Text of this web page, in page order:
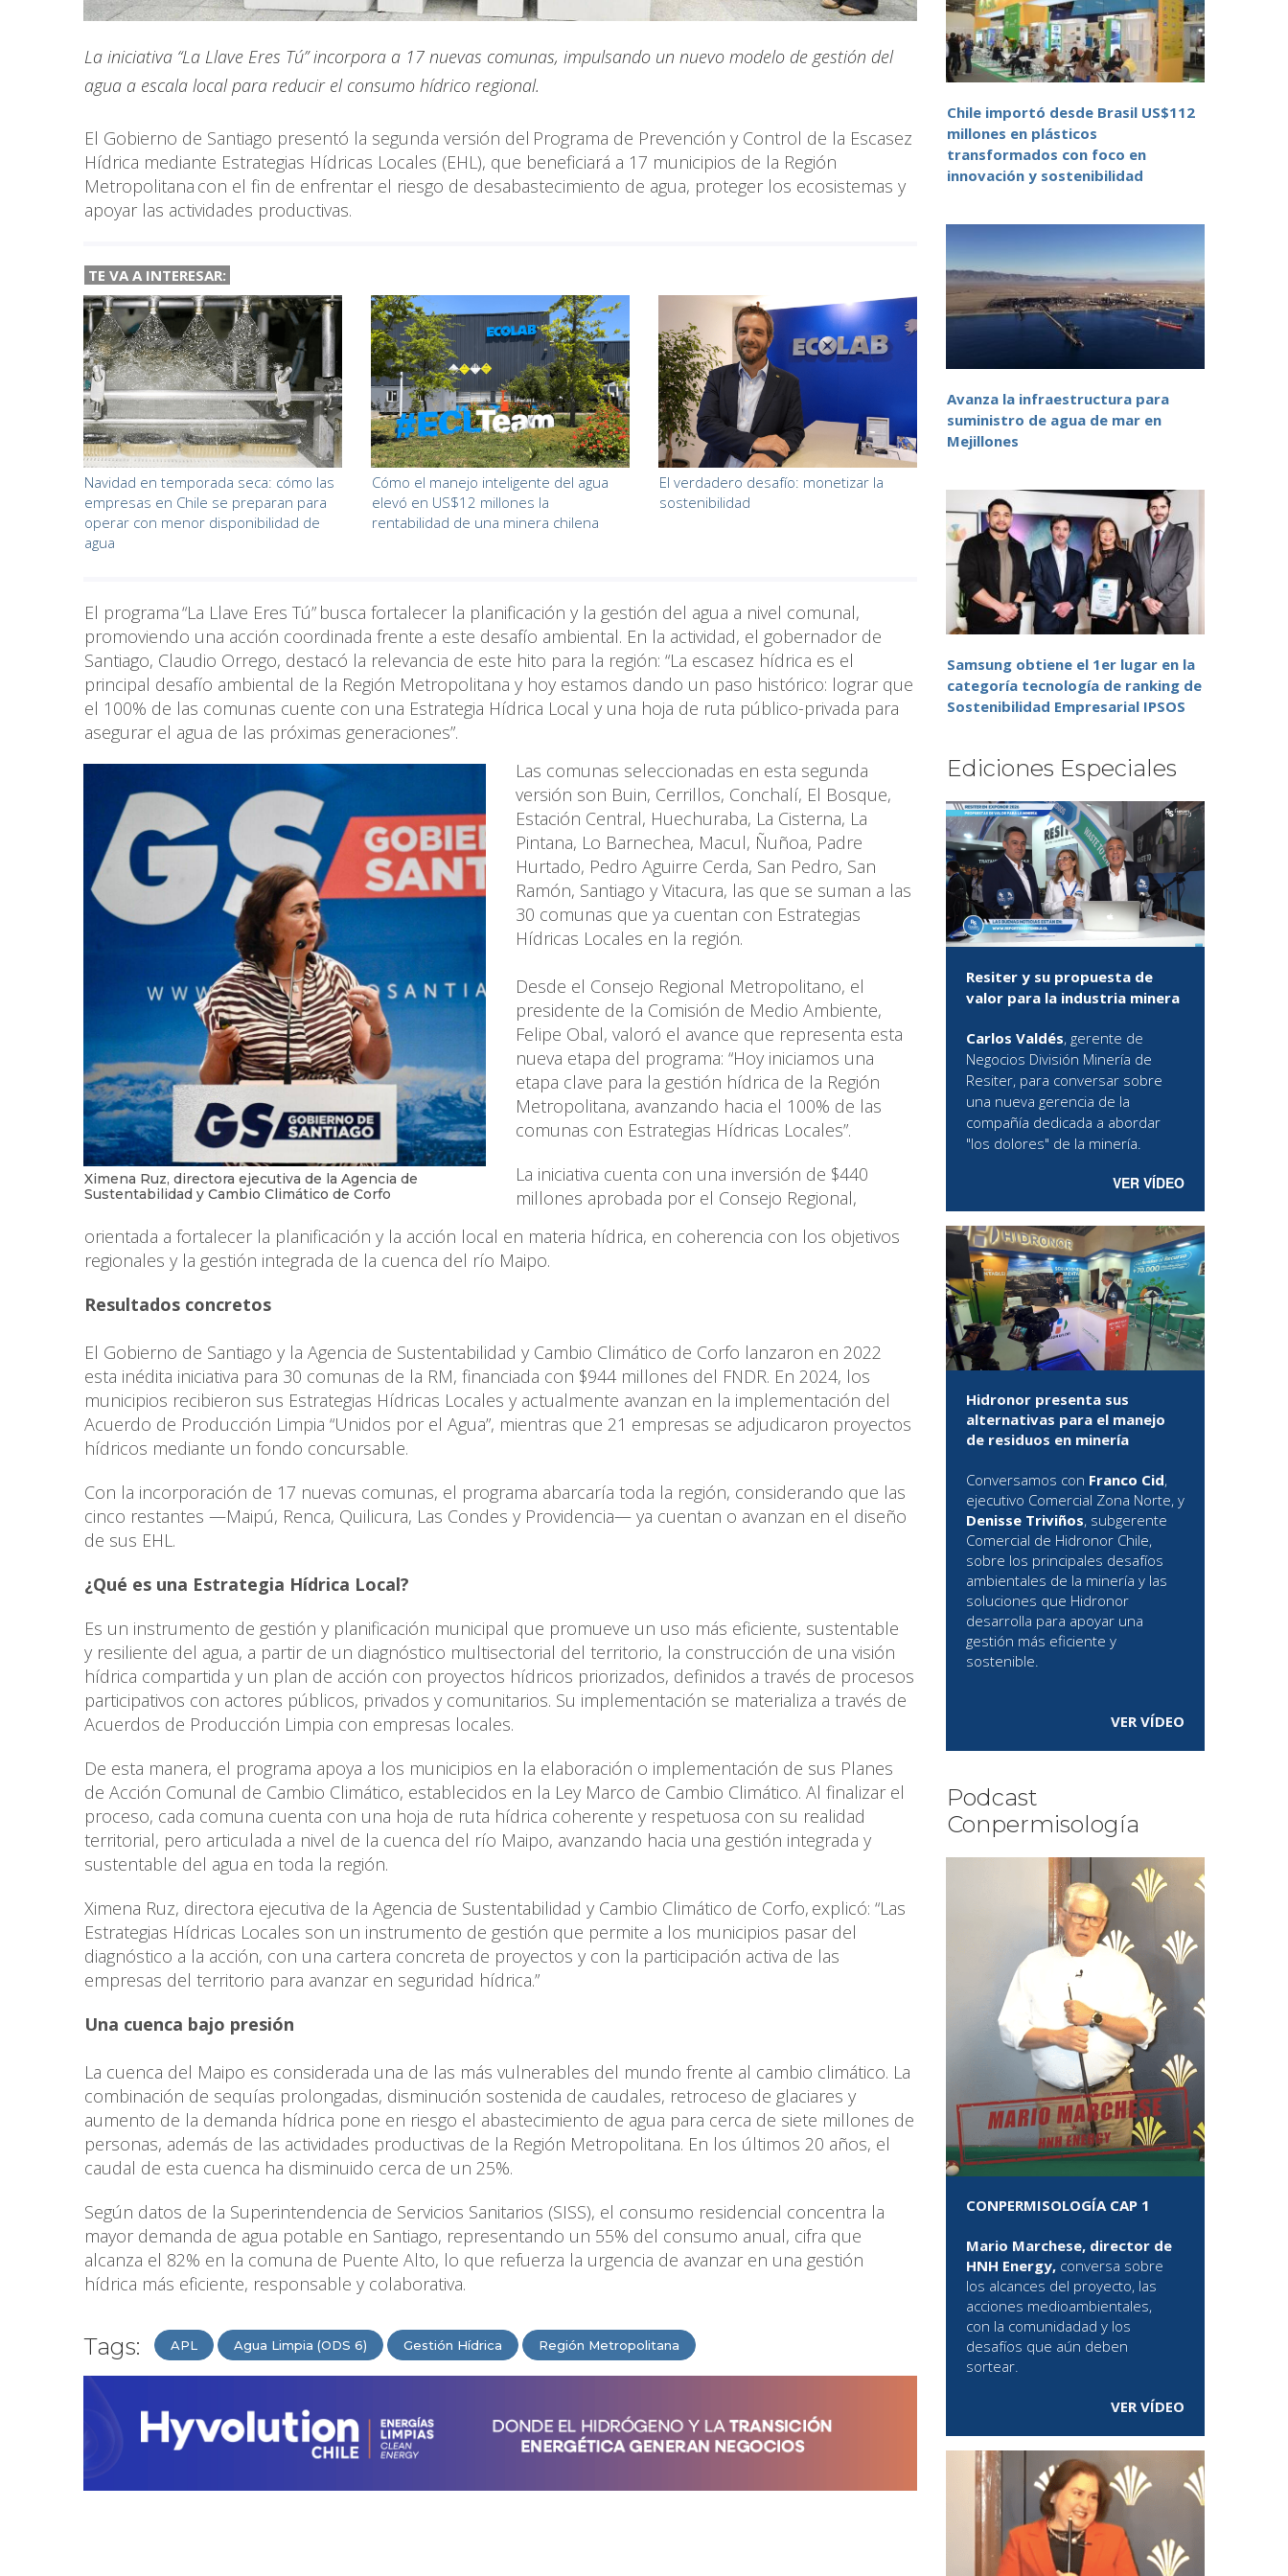
La iniciativa “La Llave Eres Tú” incorpora a 17 nuevas comunas, impulsando un nuevo modelo de gestión del
agua a escala local para reducir el consumo hídrico regional.
El Gobierno de Santiago presentó la segunda versión del Programa de Prevención y Control de la Escasez
Hídrica mediante Estrategias Hídricas Locales (EHL), que beneficiará a 17 municipios de la Región
Metropolitana con el fin de enfrentar el riesgo de desabastecimiento de agua, proteger los ecosistemas y
apoyar las actividades productivas.
TE VA A INTERESAR:
Navidad en temporada seca: cómo las
empresas en Chile se preparan para
operar con menor disponibilidad de
agua
Cómo el manejo inteligente del agua
elevó en US$12 millones la
rentabilidad de una minera chilena
El verdadero desafío: monetizar la
sostenibilidad
El programa “La Llave Eres Tú” busca fortalecer la planificación y la gestión del agua a nivel comunal,
promoviendo una acción coordinada frente a este desafío ambiental. En la actividad, el gobernador de
Santiago, Claudio Orrego, destacó la relevancia de este hito para la región: “La escasez hídrica es el
principal desafío ambiental de la Región Metropolitana y hoy estamos dando un paso histórico: lograr que
el 100% de las comunas cuente con una Estrategia Hídrica Local y una hoja de ruta público-privada para
asegurar el agua de las próximas generaciones”.
Ximena Ruz, directora ejecutiva de la Agencia de
Sustentabilidad y Cambio Climático de Corfo
Las comunas seleccionadas en esta segunda
versión son Buin, Cerrillos, Conchalí, El Bosque,
Estación Central, Huechuraba, La Cisterna, La
Pintana, Lo Barnechea, Macul, Ñuñoa, Padre
Hurtado, Pedro Aguirre Cerda, San Pedro, San
Ramón, Santiago y Vitacura, las que se suman a las
30 comunas que ya cuentan con Estrategias
Hídricas Locales en la región.
Desde el Consejo Regional Metropolitano, el
presidente de la Comisión de Medio Ambiente,
Felipe Obal, valoró el avance que representa esta
nueva etapa del programa: “Hoy iniciamos una
etapa clave para la gestión hídrica de la Región
Metropolitana, avanzando hacia el 100% de las
comunas con Estrategias Hídricas Locales”.
La iniciativa cuenta con una inversión de $440
millones aprobada por el Consejo Regional,
orientada a fortalecer la planificación y la acción local en materia hídrica, en coherencia con los objetivos
regionales y la gestión integrada de la cuenca del río Maipo.
Resultados concretos
El Gobierno de Santiago y la Agencia de Sustentabilidad y Cambio Climático de Corfo lanzaron en 2022
esta inédita iniciativa para 30 comunas de la RM, financiada con $944 millones del FNDR. En 2024, los
municipios recibieron sus Estrategias Hídricas Locales y actualmente avanzan en la implementación del
Acuerdo de Producción Limpia “Unidos por el Agua”, mientras que 21 empresas se adjudicaron proyectos
hídricos mediante un fondo concursable.
Con la incorporación de 17 nuevas comunas, el programa abarcaría toda la región, considerando que las
cinco restantes —Maipú, Renca, Quilicura, Las Condes y Providencia— ya cuentan o avanzan en el diseño
de sus EHL.
¿Qué es una Estrategia Hídrica Local?
Es un instrumento de gestión y planificación municipal que promueve un uso más eficiente, sustentable
y resiliente del agua, a partir de un diagnóstico multisectorial del territorio, la construcción de una visión
hídrica compartida y un plan de acción con proyectos hídricos priorizados, definidos a través de procesos
participativos con actores públicos, privados y comunitarios. Su implementación se materializa a través de
Acuerdos de Producción Limpia con empresas locales.
De esta manera, el programa apoya a los municipios en la elaboración o implementación de sus Planes
de Acción Comunal de Cambio Climático, establecidos en la Ley Marco de Cambio Climático. Al finalizar el
proceso, cada comuna cuenta con una hoja de ruta hídrica coherente y respetuosa con su realidad
territorial, pero articulada a nivel de la cuenca del río Maipo, avanzando hacia una gestión integrada y
sustentable del agua en toda la región.
Ximena Ruz, directora ejecutiva de la Agencia de Sustentabilidad y Cambio Climático de Corfo, explicó: “Las
Estrategias Hídricas Locales son un instrumento de gestión que permite a los municipios pasar del
diagnóstico a la acción, con una cartera concreta de proyectos y con la participación activa de las
empresas del territorio para avanzar en seguridad hídrica.”
Una cuenca bajo presión
La cuenca del Maipo es considerada una de las más vulnerables del mundo frente al cambio climático. La
combinación de sequías prolongadas, disminución sostenida de caudales, retroceso de glaciares y
aumento de la demanda hídrica pone en riesgo el abastecimiento de agua para cerca de siete millones de
personas, además de las actividades productivas de la Región Metropolitana. En los últimos 20 años, el
caudal de esta cuenca ha disminuido cerca de un 25%.
Según datos de la Superintendencia de Servicios Sanitarios (SISS), el consumo residencial concentra la
mayor demanda de agua potable en Santiago, representando un 55% del consumo anual, cifra que
alcanza el 82% en la comuna de Puente Alto, lo que refuerza la urgencia de avanzar en una gestión
hídrica más eficiente, responsable y colaborativa.
Tags: APL Agua Limpia (ODS 6) Gestión Hídrica Región Metropolitana
Chile importó desde Brasil US$112
millones en plásticos
transformados con foco en
innovación y sostenibilidad
Avanza la infraestructura para
suministro de agua de mar en
Mejillones
Samsung obtiene el 1er lugar en la
categoría tecnología de ranking de
Sostenibilidad Empresarial IPSOS
Ediciones Especiales
Resiter y su propuesta de
valor para la industria minera
Carlos Valdés, gerente de
Negocios División Minería de
Resiter, para conversar sobre
una nueva gerencia de la
compañía dedicada a abordar
"los dolores" de la minería.
VER VÍDEO
Hidronor presenta sus
alternativas para el manejo
de residuos en minería
Conversamos con Franco Cid,
ejecutivo Comercial Zona Norte, y
Denisse Triviños, subgerente
Comercial de Hidronor Chile,
sobre los principales desafíos
ambientales de la minería y las
soluciones que Hidronor
desarrolla para apoyar una
gestión más eficiente y
sostenible.
VER VÍDEO
Podcast
Conpermisología
CONPERMISOLOGÍA CAP 1
Mario Marchese, director de
HNH Energy, conversa sobre
los alcances del proyecto, las
acciones medioambientales,
con la comunidadad y los
desafíos que aún deben
sortear.
VER VÍDEO